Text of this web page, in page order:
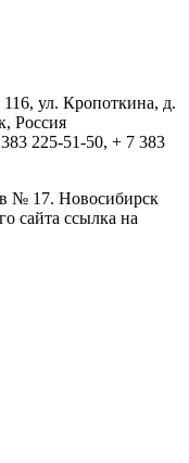
ул. Кропоткина, д.
Россия
225-51-50, + 7 383
№ 17. Новосибирск
сайта ссылка на